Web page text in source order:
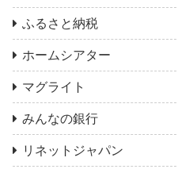
ふるさと納税
ホームシアター
マグライト
みんなの銀行
リネットジャパン